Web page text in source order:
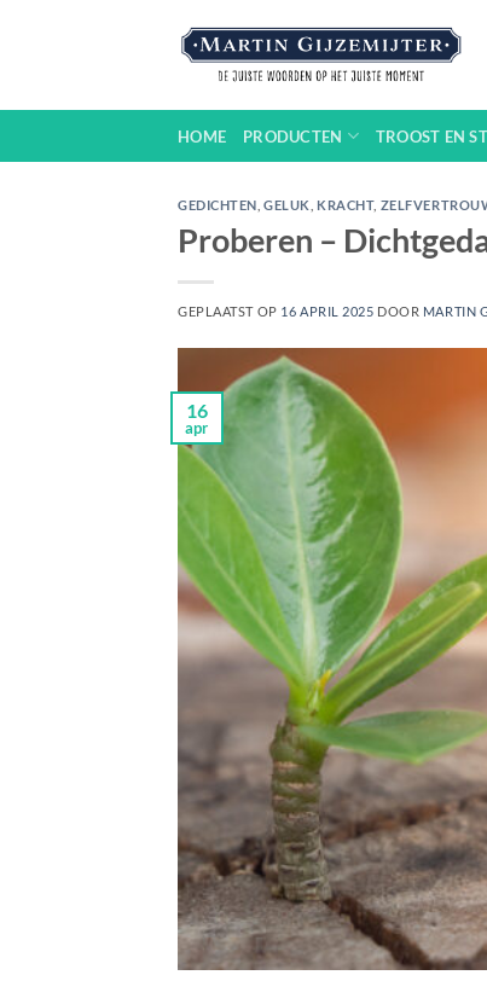
HOME PRODUCTEN TROOST EN
GEDICHTEN ,GELUK KRACHT,
Proberen –
GEPLAATST OP 16 APRIL 2025 DOOR MARTIN
16
apr